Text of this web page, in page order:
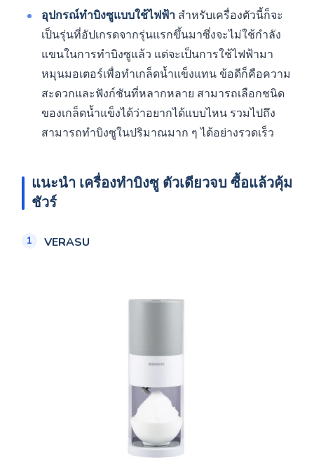
อุปกรณ์ทำบิงซูแบบใช้ไฟฟ้า สำหรับเครื่องตัวนี้ก็จะ
เป็นรุ่นที่อัปเกรดจากรุ่นแรกขึ้นมาซึ่งจะไม่ใช้กำลัง
แขนในการทำบิงซูแล้ว แต่จะเป็นการใช้ไฟฟ้ามา
หมุนมอเตอร์เพื่อทำเกล็ดน้ำแข็งแทน ข้อดีก็คือความ
สะดวกและฟังก์ชันที่หลากหลาย สามารถเลือกชนิด
ของเกล็ดน้ำแข็งได้ว่าอยากได้แบบไหน รวมไปถึง
สามารถทำบิงซูในปริมาณมาก ๆ ได้อย่างรวดเร็ว
แนะนำ เครื่องทำบิงซู ตัวเดียวจบ ซื้อแล้วคุ้ม
ชัวร์
VERASU